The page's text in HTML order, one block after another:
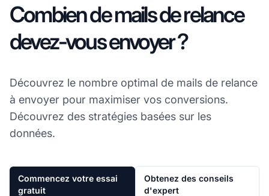
Combien de mails de relance
devez-vous envoyer ?
Découvrez le nombre optimal de mails de relance
à envoyer pour maximiser vos conversions.
Découvrez des stratégies basées sur les
données.
Commencez votre essai
gratuit
Obtenez des conseils
d'expert